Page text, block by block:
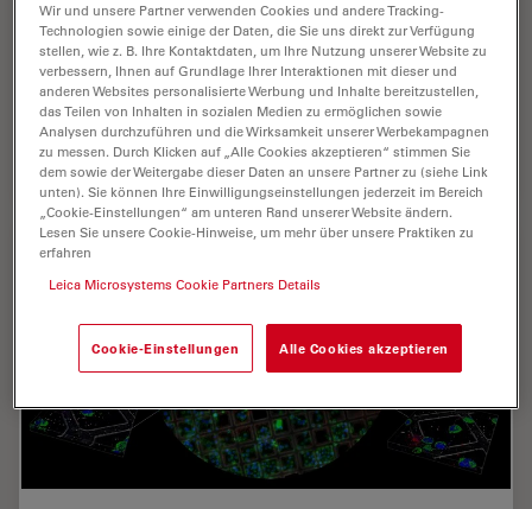
Visionary biotech start-up Uncommon Bio is tackling
one of the world’s biggest health challenges: food
sustainability. In this webinar, Stem Cell Scientist
Samuel East shows how they make stem cell…
Mar 11, 2025 Webinar 3D-Bildgebung
Wir und unsere Partner verwenden Cookies und andere Tracking-
Technologien sowie einige der Daten, die Sie uns direkt zur Verfügung
stellen, wie z. B. Ihre Kontaktdaten, um Ihre Nutzung unserer Website zu
verbessern, Ihnen auf Grundlage Ihrer Interaktionen mit dieser und
anderen Websites personalisierte Werbung und Inhalte bereitzustellen,
das Teilen von Inhalten in sozialen Medien zu ermöglichen sowie
Analysen durchzuführen und die Wirksamkeit unserer Werbekampagnen
zu messen. Durch Klicken auf „Alle Cookies akzeptieren“ stimmen Sie
dem sowie der Weitergabe dieser Daten an unsere Partner zu (siehe Link
unten). Sie können Ihre Einwilligungseinstellungen jederzeit im Bereich
„Cookie-Einstellungen“ am unteren Rand unserer Website ändern.
Lesen Sie unsere Cookie-Hinweise, um mehr über unsere Praktiken zu
erfahren
Leica Microsystems Cookie Partners Details
Cookie-Einstellungen Alle Cookies akzeptieren